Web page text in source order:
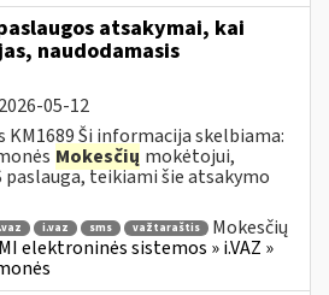
atsakymai, kai
naudodamasis
2026-05-12
Ši informacija skelbiama:
Mokesčių mokėtojui,
paslauga, teikiami šie atsakymo
i.vaz sms važtaraštis
Mokesčių
elektroninės sistemos » i.VAZ »